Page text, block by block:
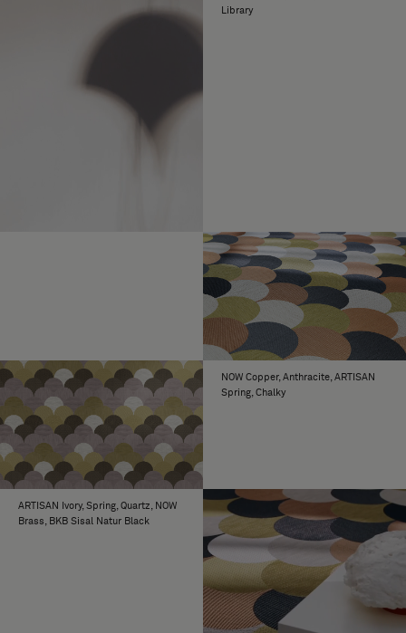
Library
NOW Copper, Anthracite, ARTISAN
Spring, Chalky
ARTISAN Ivory, Spring, Quartz, NOW
Brass, BKB Sisal Natur Black